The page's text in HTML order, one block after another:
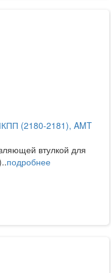
(2180-2181), AMT
втулкой для
подробнее